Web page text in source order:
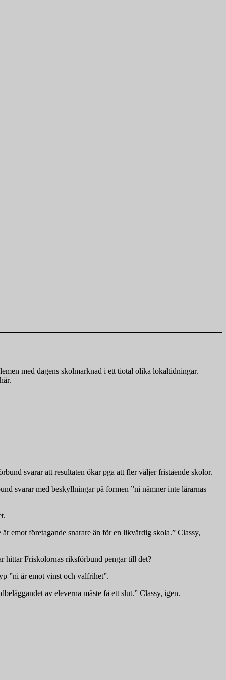
med dagens skolmarknad i ett tiotal olika lokaltidningar.
svarar att resultaten ökar pga att fler väljer fristående skolor.
svarar med beskyllningar på formen ”ni nämner inte lärarnas
emot företagande snarare än för en likvärdig skola.” Classy,
hittar Friskolornas riksförbund pengar till det?
”ni är emot vinst och valfrihet”.
av eleverna måste få ett slut.” Classy, igen.